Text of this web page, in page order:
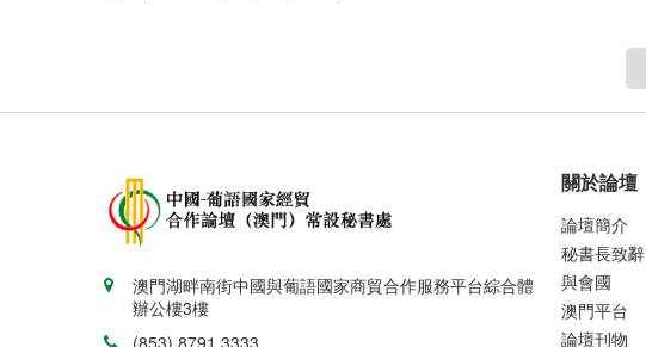
澳門湖畔南街中國與葡語國家商貿合作服務平台綜合體
辦公樓3樓
關於論壇
論壇簡介
秘書長致辭
與會國
澳門平台
論壇刊物